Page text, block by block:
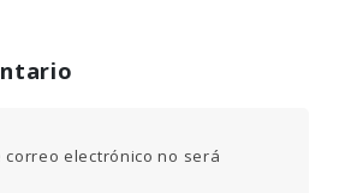
correo electrónico no será